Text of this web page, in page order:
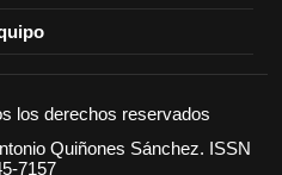
los derechos reservados
Quiñones Sánchez. ISSN
7157